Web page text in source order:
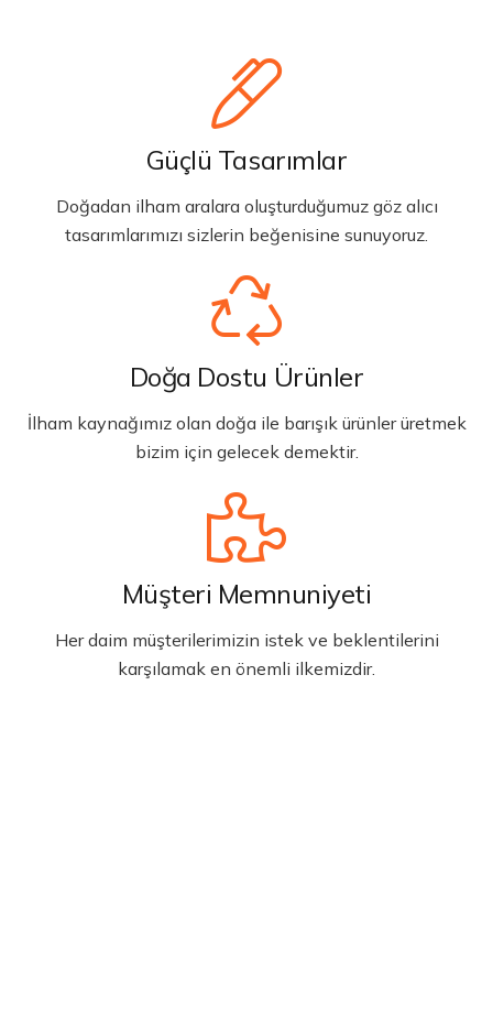
Güçlü Tasarımlar
Doğadan ilham aralara oluşturduğumuz göz alıcı
tasarımlarımızı sizlerin beğenisine sunuyoruz.
Doğa Dostu Ürünler
İlham kaynağımız olan doğa ile barışık ürünler üretmek
bizim için gelecek demektir.
Müşteri Memnuniyeti
Her daim müşterilerimizin istek ve beklentilerini
karşılamak en önemli ilkemizdir.